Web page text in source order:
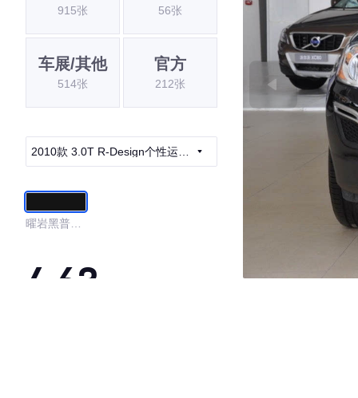
915张 56张
车展/其他
514张
官方
212张
2010款 3.0T R-Design个性运动
曜岩黑普通
4.63